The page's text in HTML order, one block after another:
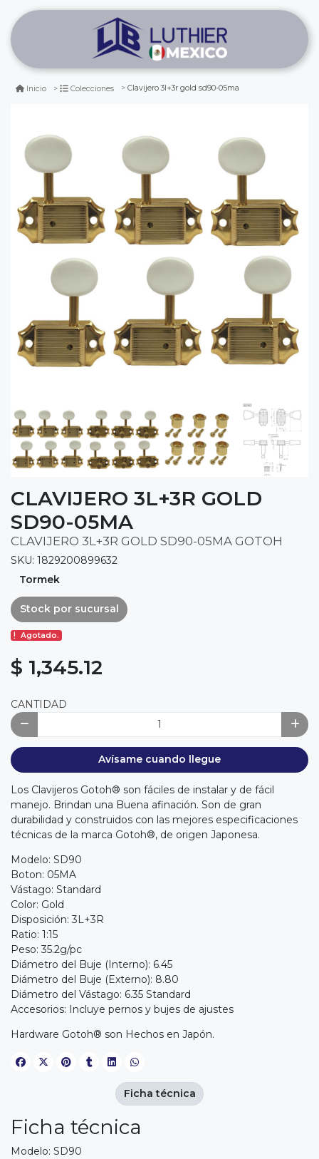
Inicio Colecciones Clavijero 3l+3r gold sd90-05ma
CLAVIJERO 3L+3R GOLD
SD90-05MA
CLAVIJERO 3L+3R GOLD SD90-05MA GOTOH
SKU: 1829200899632
Tormek
Stock por sucursal
Agotado.
$ 1,345.12
CANTIDAD
Avísame cuando llegue
Los Clavijeros Gotoh® son fáciles de instalar y de fácil
manejo. Brindan una Buena afinación. Son de gran
durabilidad y construidos con las mejores especificaciones
técnicas de la marca Gotoh®, de origen Japonesa.
Modelo: SD90
Boton: 05MA
Vástago: Standard
Color: Gold
Disposición: 3L+3R
Ratio: 1:15
Peso: 35.2g/pc
Diámetro del Buje (Interno): 6.45
Diámetro del Buje (Externo): 8.80
Diámetro del Vástago: 6.35 Standard
Accesorios: Incluye pernos y bujes de ajustes
Hardware Gotoh® son Hechos en Japón.
Ficha técnica
Modelo: SD90
Ficha técnica